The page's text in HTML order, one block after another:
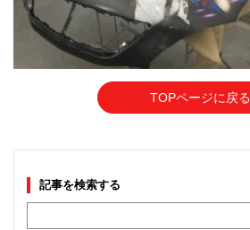
TOPページに戻る
記事を検索する